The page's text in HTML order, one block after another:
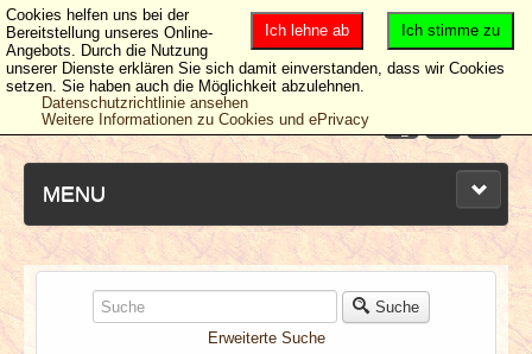
MENU
NEUESTE ARTIKEL
Suche
Erweiterte Suche
Ich stimme zu
Ich lehne ab
Cookies helfen uns bei der
Bereitstellung unseres Online-
Angebots. Durch die Nutzung
unserer Dienste erklären Sie sich damit einverstanden, dass wir Cookies
setzen. Sie haben auch die Möglichkeit abzulehnen.
Datenschutzrichtlinie ansehen
Weitere Informationen zu Cookies und ePrivacy